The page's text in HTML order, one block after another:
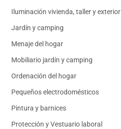
Iluminación vivienda, taller y exterior
Jardín y camping
Menaje del hogar
Mobiliario jardín y camping
Ordenación del hogar
Pequeños electrodomésticos
Pintura y barnices
Protección y Vestuario laboral